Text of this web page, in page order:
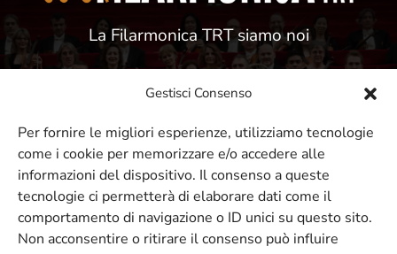
Gestisci Consenso
Per fornire le migliori esperienze, utilizziamo tecnologie
come i cookie per memorizzare e/o accedere alle
informazioni del dispositivo. Il consenso a queste
tecnologie ci permetterà di elaborare dati come il
comportamento di navigazione o ID unici su questo sito.
Non acconsentire o ritirare il consenso può influire
La Filarmonica TRT siamo noi
ISCRIVITI ALLA NOSTRA NEWSLETTER
Resta sempre aggiornato sui nostri